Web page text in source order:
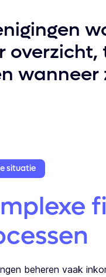
wanneer
situatie
beheren vaak